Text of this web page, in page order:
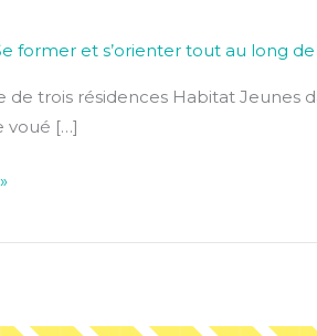
former et s’orienter tout au long de
de trois résidences Habitat Jeunes
voué […]